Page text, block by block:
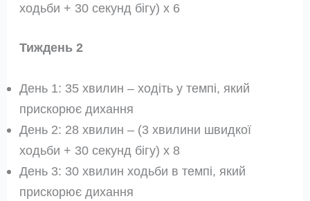
ходьби + 30 секунд бігу) x 6
Тиждень 2
День 1: 35 хвилин – ходіть у темпі, який
прискорює дихання
День 2: 28 хвилин – (3 хвилини швидкої
ходьби + 30 секунд бігу) x 8
День 3: 30 хвилин ходьби в темпі, який
прискорює дихання